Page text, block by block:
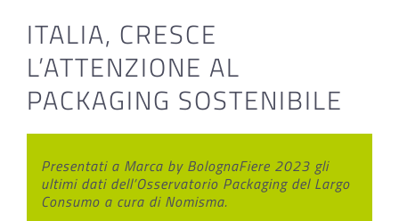
ITALIA, CRESCE
L’ATTENZIONE AL
PACKAGING SOSTENIBILE
Presentati a Marca by BolognaFiere 2023 gli
ultimi dati dell’Osservatorio Packaging del Largo
Consumo a cura di Nomisma.